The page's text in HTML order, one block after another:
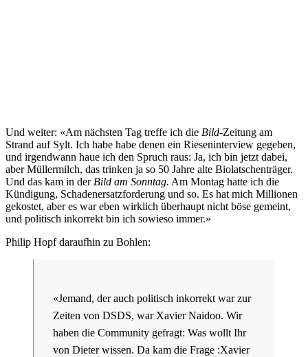
Und weiter: «Am nächsten Tag treffe ich die Bild-Zeitung am
Strand auf Sylt. Ich habe habe denen ein Rieseninterview gegeben,
und irgendwann haue ich den Spruch raus: Ja, ich bin jetzt dabei,
aber Müllermilch, das trinken ja so 50 Jahre alte Biolatschenträger.
Und das kam in der Bild am Sonntag. Am Montag hatte ich die
Kündigung, Schadenersatzforderung und so. Es hat mich Millionen
gekostet, aber es war eben wirklich überhaupt nicht böse gemeint,
und politisch inkorrekt bin ich sowieso immer.»
Philip Hopf daraufhin zu Bohlen:
«Jemand, der auch politisch inkorrekt war zur
Zeiten von DSDS, war Xavier Naidoo. Wir
haben die Community gefragt: Was wollt Ihr
von Dieter wissen. Da kam die Frage :Xavier